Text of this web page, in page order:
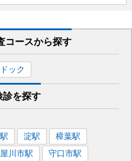
コースから探す
ック
診を探す
駅 淀駅 樟葉駅
川市駅 守口市駅